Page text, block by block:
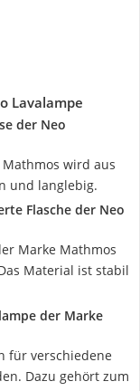
Lavalampe
der Neo
Mathmos wird aus
und langlebig.
Flasche der Neo
Marke Mathmos
Material ist stabil
der Marke
für verschiedene
Dazu gehört zum